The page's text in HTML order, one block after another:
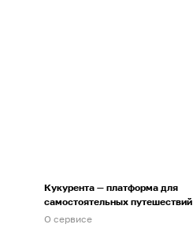
Кукурента — платформа для
самостоятельных путешествий
О сервисе